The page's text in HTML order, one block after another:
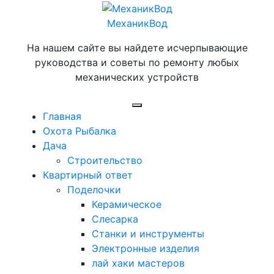
МеханикВод
На нашем сайте вы найдете исчерпывающие
руководства и советы по ремонту любых
механических устройств
Главная
Охота Рыбалка
Дача
Строительство
Квартирный ответ
Поделочки
Керамическое
Слесарка
Станки и инструменты
Электронные изделия
лай хаки мастеров